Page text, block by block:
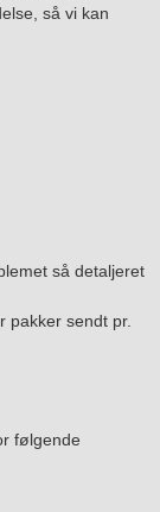
så vi kan
så detaljeret
pakker sendt pr.
følgende